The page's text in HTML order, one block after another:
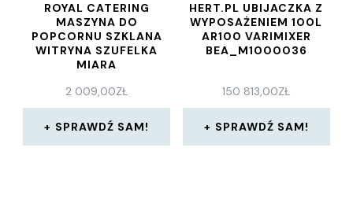
ROYAL CATERING
MASZYNA DO
POPCORNU SZKLANA
WITRYNA SZUFELKA
MIARA
2 009,00ZŁ
SPRAWDŹ SAM!
HERT.PL UBIJACZKA Z
WYPOSAŻENIEM 100L
AR100 VARIMIXER
BEA_M1000036
150 813,00ZŁ
SPRAWDŹ SAM!